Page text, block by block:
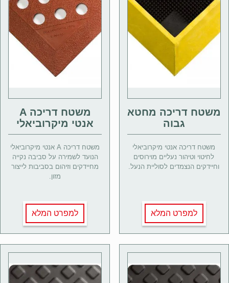
משטח דריכה מחטא
גבוה
משטח דריכה אנטי מיקרוביאלי
לחיטוי וטיהור נעליים מוירוסים
וחיידקים הנצמדים לסוליית הנעל.
למפרט המלא
משטח דריכה A
אנטי מיקרוביאלי
משטח דריכה A אנטי מיקרוביאלי
הנועד לשמירה על סביבה נקייה
מחיידקים וזיהום בסביבות לייצור
מזון.
למפרט המלא